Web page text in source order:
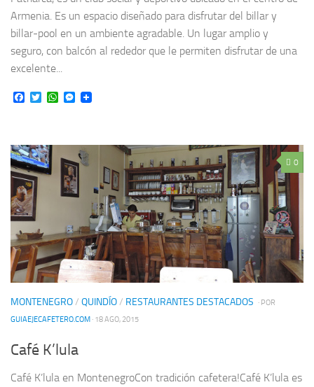
Armenia. Es un espacio diseñado para disfrutar del billar y
billar-pool en un ambiente agradable. Un lugar amplio y
seguro, con balcón al rededor que le permiten disfrutar de una
excelente...
Facebook
TwitterWhatsApp
Messenger
0
MONTENEGRO/ QUINDÍO/ RESTAURANTES DESTACADOS · POR
GUIAEJECAFETERO.COM · 18 AGO, 2015
Café K’lula
Café K’lula en MontenegroCon tradición cafetera!Café K’lula es